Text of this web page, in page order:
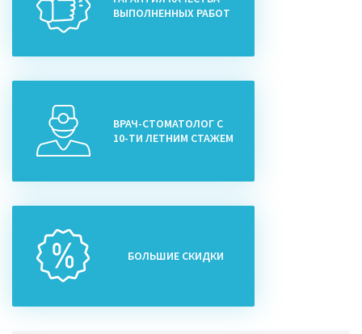
ВЫПОЛНЕННЫХ РАБОТ
ВРАЧ-СТОМАТОЛОГ С
10-ТИ ЛЕТНИМ СТАЖЕМ
БОЛЬШИЕ СКИДКИ